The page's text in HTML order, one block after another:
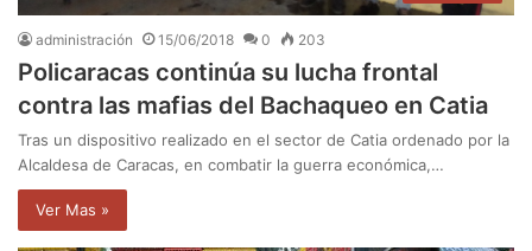
administración 15/06/2018 0 203
Policaracas continúa su lucha frontal
contra las mafias del Bachaqueo en Catia
Tras un dispositivo realizado en el sector de Catia ordenado por la
Alcaldesa de Caracas, en combatir la guerra económica,…
Ver Mas »